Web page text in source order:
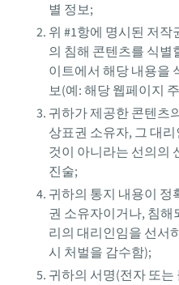
별 정보;
위 #1항에 명시된 저작
의 침해 콘텐츠를 식별
이트에서 해당 내용을
보(예: 해당 웹페이지
귀하가 제공한 콘텐츠
상표권 소유자, 그 대
것이 아니라는 선의의
진술;
귀하의 통지 내용이
권 소유자이거나, 침해
리의 대리인임을 선서
시 처벌을 감수함);
귀하의 서명(전자 또는